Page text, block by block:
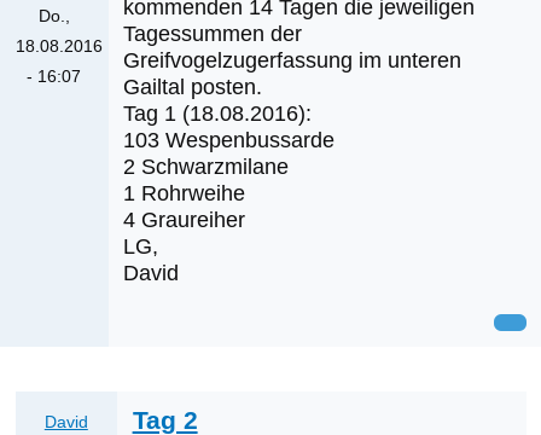
Do.,
18.08.2016
- 16:07
kommenden 14 Tagen die jeweiligen
Tagessummen der
Greifvogelzugerfassung im unteren
Gailtal posten.
Tag 1 (18.08.2016):
103 Wespenbussarde
2 Schwarzmilane
1 Rohrweihe
4 Graureiher
LG,
David
David
Tag 2